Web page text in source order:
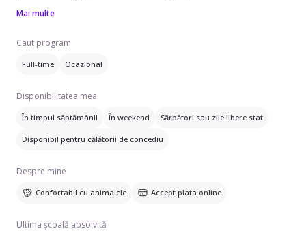
acei 4 ani până l-au adoptat rude de ale mele. Acesta era
repede deoarece am o prezență caldă și iubitoare, mă și
jucam des cu el și ascultam instrucțiunile veterinarului cu
privire la alimentație, deparazitare și controale.
Mai multe
Caut program
Full-time Ocazional
Disponibilitatea mea
În timpul săptămânii În weekend Sărbători sau zile libere stat
Disponibil pentru călătorii de concediu
Despre mine
Confortabil cu animalele Accept plata online
Ultima școală absolvită